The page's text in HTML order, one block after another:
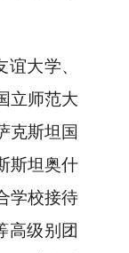
大学、
立师范大
克斯坦国
斯坦奥什
学校接待
高级别团